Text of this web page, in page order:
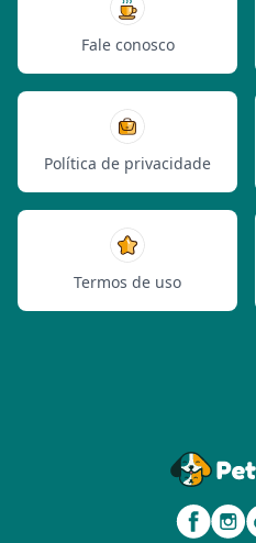
Fale conosco
Política de privacidade
Termos de uso